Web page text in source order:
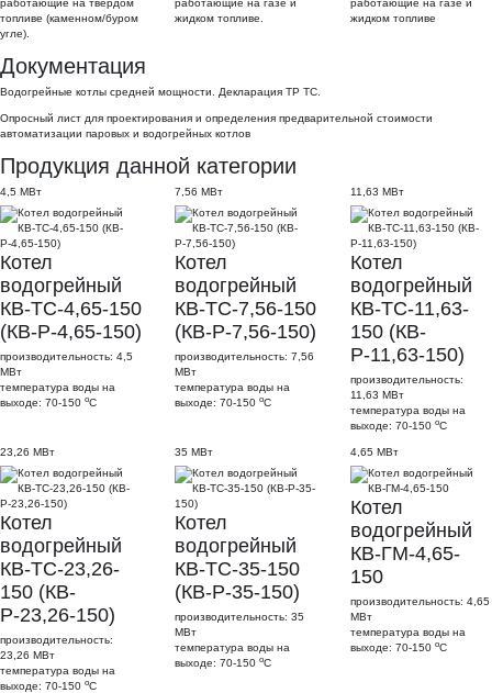
работающие на твердом
топливе (каменном/буром
угле).
работающие на газе и
жидком топливе.
работающие на газе и
жидком топливе
Документация
Водогрейные котлы средней мощности. Декларация ТР ТС.
Опросный лист для проектирования и определения предварительной стоимости
автоматизации паровых и водогрейных котлов
Продукция данной категории
4,5 МВт
Котел
водогрейный
КВ-ТС-4,65-150
(КВ-Р-4,65-150)
производительность: 4,5
МВт
температура воды на
выходе: 70-150 оС
7,56 МВт
Котел
водогрейный
КВ-ТС-7,56-150
(КВ-Р-7,56-150)
производительность: 7,56
МВт
температура воды на
выходе: 70-150оС
11,63 МВт
Котел
водогрейный
КВ-ТС-11,63-
150 (КВ-
Р-11,63-150)
производительность:
11,63 МВт
температура воды на
выходе: 70-150 оС
23,26 МВт
Котел
водогрейный
КВ-ТС-23,26-
150 (КВ-
Р-23,26-150)
производительность:
23,26 МВт
температура воды на
выходе: 70-150 оС
35 МВт
Котел
водогрейный
КВ-ТС-35-150
(КВ-Р-35-150)
производительность: 35
МВт
температура воды на
выходе: 70-150оС
4,65 МВт
Котел
водогрейный
КВ-ГМ-4,65-
150
производительность: 4,65
МВт
температура воды на
выходе: 70-150 оС